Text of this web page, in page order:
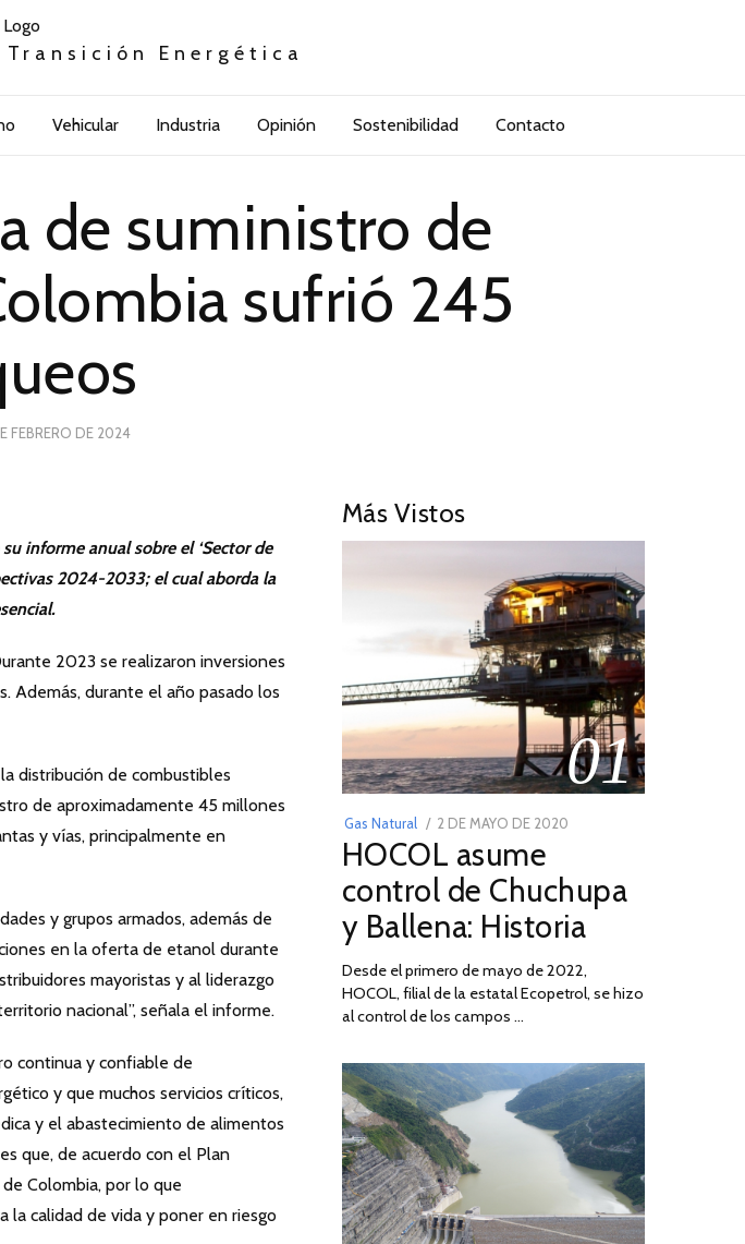
Energética
Vehicular Industria Opinión Sostenibilidad Contacto
de suministro de
sufrió 245
FEBRERO DE 202413
su informe anual sobre el ‘Sector de
2024-2033; el cual aborda la
2023 se realizaron inversiones
Además, durante el año pasado los
distribución de combustibles
de aproximadamente 45 millones
y vías, principalmente en
y grupos armados, además de
en la oferta de etanol durante
mayoristas y al liderazgo
nacional”, señala el informe.
continua y confiable de
y que muchos servicios críticos,
y el abastecimiento de alimentos
que, de acuerdo con el Plan
Colombia, por lo que
la calidad de vida y poner en riesgo
Más Vistos
01
Gas Natural
POSTED
ON
2 DE MAYO DE 2020
DE
2026
HOCOL asume
control de Chuchupa
y Ballena: Historia
Desde el primero de mayo de 2022,
HOCOL, filial de la estatal Ecopetrol, se hizo
al control de los campos …